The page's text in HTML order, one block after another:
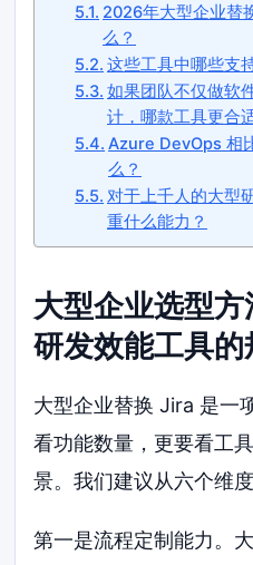
2026年大型企业替
么？
这些工具中哪些支
如果团队不仅做软
计，哪款工具更合
Azure DevOps 相
么？
对于上千人的大型
重什么能力？
大型企业选型
研发效能工具
大型企业替换 Jira 是一
看功能数量，更要看工
景。我们建议从六个维度
第一是流程定制能力。